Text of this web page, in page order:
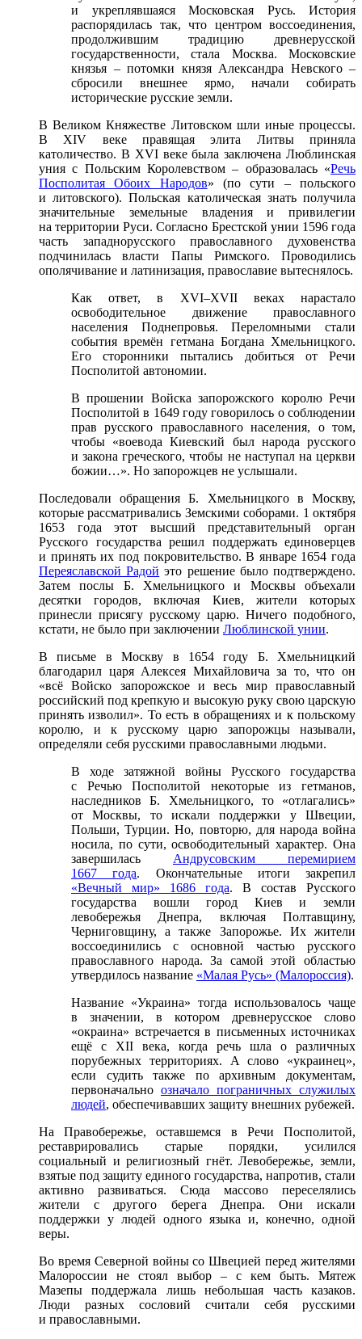
и укреплявшаяся Московская Русь. История
распорядилась так, что центром воссоединения,
продолжившим традицию древнерусской
государственности, стала Москва. Московские
князья – потомки князя Александра Невского –
сбросили внешнее ярмо, начали собирать
исторические русские земли.
В Великом Княжестве Литовском шли иные процессы.
В XIV веке правящая элита Литвы приняла
католичество. В XVI веке была заключена Люблинская
уния с Польским Королевством – образовалась «Речь
Посполитая Обоих Народов» (по сути – польского
и литовского). Польская католическая знать получила
значительные земельные владения и привилегии
на территории Руси. Согласно Брестской унии 1596 года
часть западнорусского православного духовенства
подчинилась власти Папы Римского. Проводились
ополячивание и латинизация, православие вытеснялось.
Как ответ, в XVI–XVII веках нарастало
освободительное движение православного
населения Поднепровья. Переломными стали
события времён гетмана Богдана Хмельницкого.
Его сторонники пытались добиться от Речи
Посполитой автономии.
В прошении Войска запорожского королю Речи
Посполитой в 1649 году говорилось о соблюдении
прав русского православного населения, о том,
чтобы «воевода Киевский был народа русского
и закона греческого, чтобы не наступал на церкви
божии…». Но запорожцев не услышали.
Последовали обращения Б. Хмельницкого в Москву,
которые рассматривались Земскими соборами. 1 октября
1653 года этот высший представительный орган
Русского государства решил поддержать единоверцев
и принять их под покровительство. В январе 1654 года
Переяславской Радой это решение было подтверждено.
Затем послы Б. Хмельницкого и Москвы объехали
десятки городов, включая Киев, жители которых
принесли присягу русскому царю. Ничего подобного,
кстати, не было при заключении Люблинской унии.
В письме в Москву в 1654 году Б. Хмельницкий
благодарил царя Алексея Михайловича за то, что он
«всё Войско запорожское и весь мир православный
российский под крепкую и высокую руку свою царскую
принять изволил». То есть в обращениях и к польскому
королю, и к русскому царю запорожцы называли,
определяли себя русскими православными людьми.
В ходе затяжной войны Русского государства
с Речью Посполитой некоторые из гетманов,
наследников Б. Хмельницкого, то «отлагались»
от Москвы, то искали поддержки у Швеции,
Польши, Турции. Но, повторю, для народа война
носила, по сути, освободительный характер. Она
завершилась Андрусовским перемирием
1667 года. Окончательные итоги закрепил
«Вечный мир» 1686 года. В состав Русского
государства вошли город Киев и земли
левобережья Днепра, включая Полтавщину,
Черниговщину, а также Запорожье. Их жители
воссоединились с основной частью русского
православного народа. За самой этой областью
утвердилось название «Малая Русь» (Малороссия).
Название «Украина» тогда использовалось чаще
в значении, в котором древнерусское слово
«окраина» встречается в письменных источниках
ещё с XII века, когда речь шла о различных
порубежных территориях. А слово «украинец»,
если судить также по архивным документам,
первоначально означало пограничных служилых
людей, обеспечивавших защиту внешних рубежей.
На Правобережье, оставшемся в Речи Посполитой,
реставрировались старые порядки, усилился
социальный и религиозный гнёт. Левобережье, земли,
взятые под защиту единого государства, напротив, стали
активно развиваться. Сюда массово переселялись
жители с другого берега Днепра. Они искали
поддержки у людей одного языка и, конечно, одной
веры.
Во время Северной войны со Швецией перед жителями
Малороссии не стоял выбор – с кем быть. Мятеж
Мазепы поддержала лишь небольшая часть казаков.
Люди разных сословий считали себя русскими
и православными.